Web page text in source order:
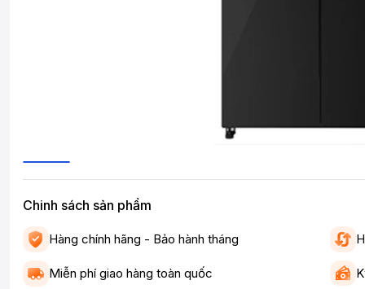
Chinh sách sản phẩm
Hàng chính hãng - Bảo hành tháng
Miễn phí giao hàng toàn quốc